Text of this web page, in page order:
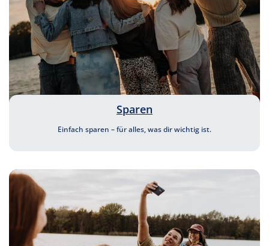
Sparen
Einfach sparen – für alles, was dir wichtig ist.